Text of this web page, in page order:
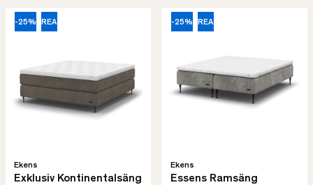
-25% REA
Ekens
Exklusiv Kontinentalsäng
-25% REA
Ekens
Essens Ramsäng